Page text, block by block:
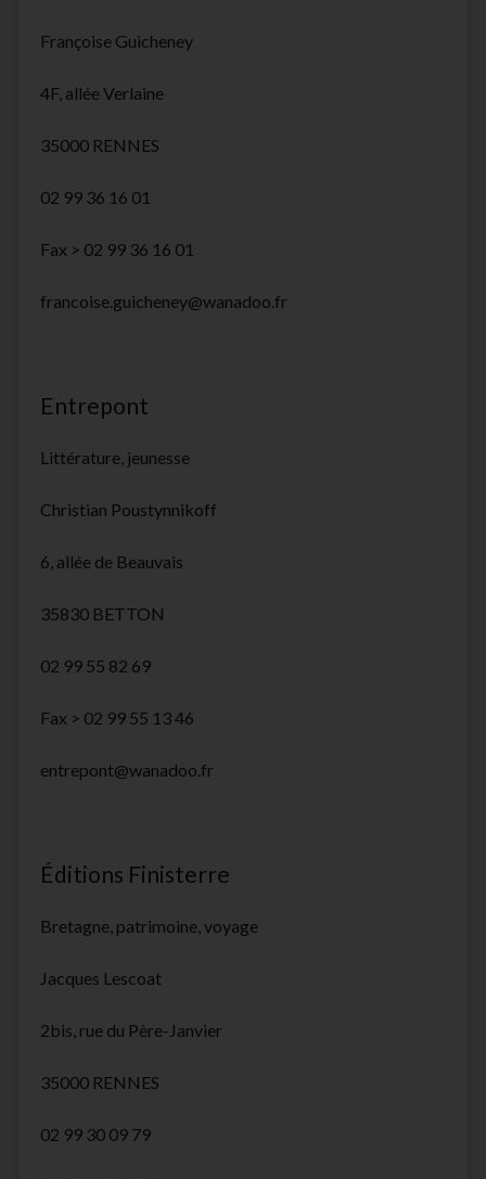
Françoise Guicheney
4F, allée Verlaine
35000 RENNES
02 99 36 16 01
Fax > 02 99 36 16 01
francoise.guicheney@wanadoo.fr
Entrepont
Littérature, jeunesse
Christian Poustynnikoff
6, allée de Beauvais
35830 BETTON
02 99 55 82 69
Fax > 02 99 55 13 46
entrepont@wanadoo.fr
Éditions Finisterre
Bretagne, patrimoine, voyage
Jacques Lescoat
2bis, rue du Père-Janvier
35000 RENNES
02 99 30 09 79